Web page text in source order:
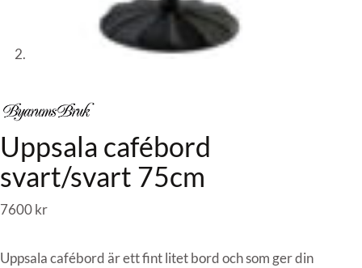
Uppsala cafébord
svart/svart 75cm
7600kr
Uppsala cafébord är ett fint litet bord och som ger din